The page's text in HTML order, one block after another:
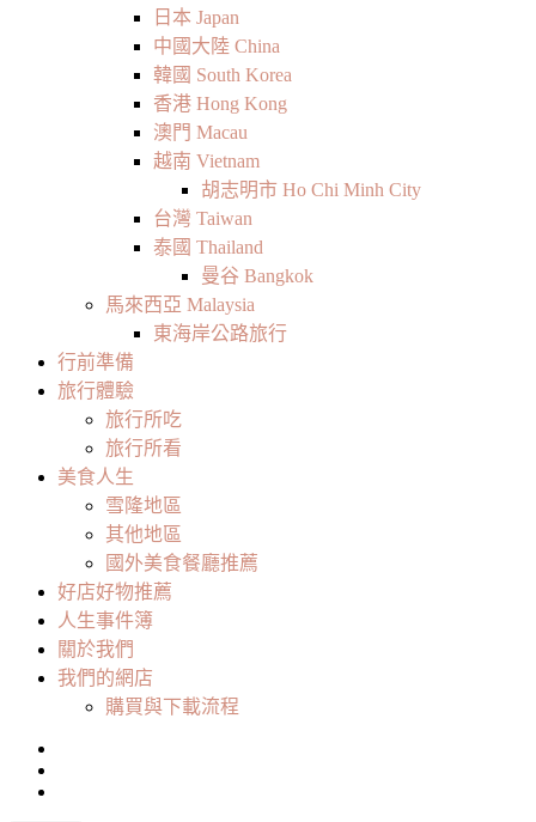
日本 Japan
中國大陸 China
韓國 South Korea
香港 Hong Kong
澳門 Macau
越南 Vietnam
胡志明市 Ho Chi Minh City
台灣 Taiwan
泰國 Thailand
曼谷 Bangkok
馬來西亞 Malaysia
東海岸公路旅行
行前準備
旅行體驗
旅行所吃
旅行所看
美食人生
雪隆地區
其他地區
國外美食餐廳推薦
好店好物推薦
人生事件簿
關於我們
我們的網店
購買與下載流程